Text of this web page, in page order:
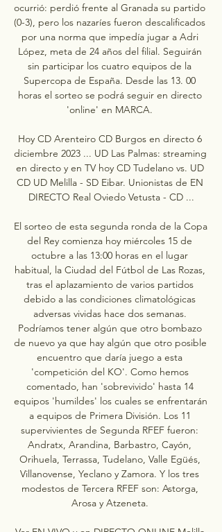
ocurrió: perdió frente al Granada su partido
(0-3), pero los nazaríes fueron descalificados
por una norma que impedía jugar a Adri
López, meta de 24 años del filial. Seguirán
sin participar los cuatro equipos de la
Supercopa de España. Desde las 13. 00
horas el sorteo se podrá seguir en directo
'online' en MARCA.
Hoy CD Arenteiro CD Burgos en directo 6
diciembre 2023 ... UD Las Palmas: streaming
en directo y en TV hoy CD Tudelano vs. UD
CD UD Melilla - SD Eibar. Unionistas de EN
DIRECTO Real Oviedo Vetusta - CD ...
El sorteo de esta segunda ronda de la Copa
del Rey comienza hoy miércoles 15 de
octubre a las 13:00 horas en el lugar
habitual, la Ciudad del Fútbol de Las Rozas,
tras el aplazamiento de varios partidos
debido a las condiciones climatológicas
adversas vividas hace dos semanas.
Podríamos tener algún que otro bombazo
de nuevo ya que hay algún que otro posible
encuentro que daría juego a esta
'competición del KO'. Como hemos
comentado, han 'sobrevivido' hasta 14
equipos 'humildes' los cuales se enfrentarán
a equipos de Primera División. Los 11
supervivientes de Segunda RFEF fueron:
Andratx, Arandina, Barbastro, Cayón,
Orihuela, Terrassa, Tudelano, Valle Egüés,
Villanovense, Yeclano y Zamora. Y los tres
modestos de Tercera RFEF son: Astorga,
Arosa y Atzeneta.